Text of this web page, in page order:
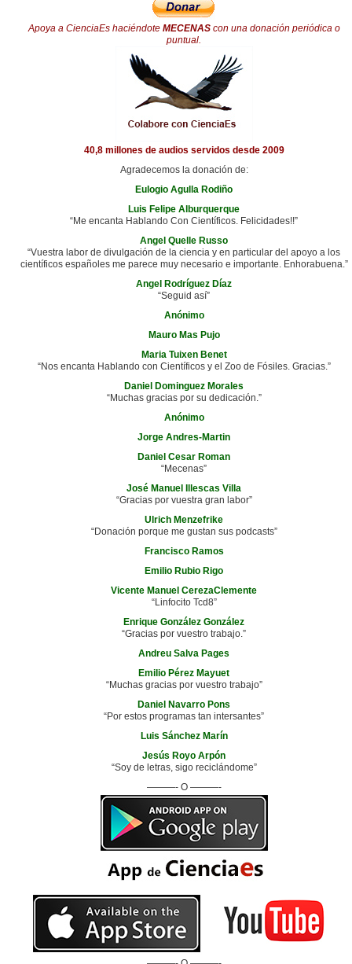
Apoya a CienciaEs haciéndote MECENAScon una donación periódica o
puntual.
40,8 millones de audios servidos desde 2009
Agradecemos la donación de:
Eulogio Agulla Rodiño
Luis Felipe Alburquerque
“Me encanta Hablando Con Científicos. Felicidades!!”
Angel Quelle Russo
“Vuestra labor de divulgación de la ciencia y en particular del apoyo a los
científicos españoles me parece muy necesario e importante. Enhorabuena.”
Angel Rodríguez Díaz
“Seguid así”
Anónimo
Mauro Mas Pujo
Maria Tuixen Benet
“Nos encanta Hablando con Científicos y el Zoo de Fósiles. Gracias.”
Daniel Dominguez Morales
“Muchas gracias por su dedicación.”
Anónimo
Jorge Andres-Martin
Daniel Cesar Roman
“Mecenas”
José Manuel Illescas Villa
“Gracias por vuestra gran labor”
Ulrich Menzefrike
“Donación porque me gustan sus podcasts”
Francisco Ramos
Emilio Rubio Rigo
Vicente Manuel CerezaClemente
“Linfocito Tcd8”
Enrique González González
“Gracias por vuestro trabajo.”
Andreu Salva Pages
Emilio Pérez Mayuet
“Muchas gracias por vuestro trabajo”
Daniel Navarro Pons
“Por estos programas tan intersantes”
Luis Sánchez Marín
Jesús Royo Arpón
“Soy de letras, sigo reciclándome”
———- O ———-